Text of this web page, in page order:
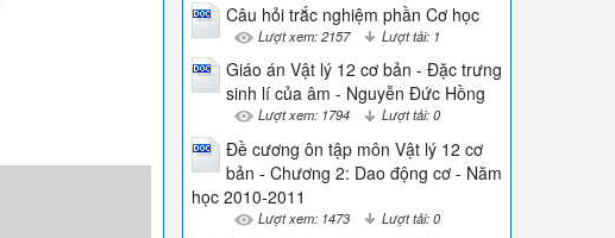
Câu hỏi trắc nghiệm phần Cơ học
Lượt xem: 2157 Lượt tải: 1
Giáo án Vật lý 12 cơ bản - Đặc trưng
sinh lí của âm - Nguyễn Đức Hồng
Lượt xem: 1794 Lượt tải: 0
Đề cương ôn tập môn Vật lý 12 cơ
bản - Chương 2: Dao động cơ - Năm
học 2010-2011
Lượt xem: 1473 Lượt tải: 0